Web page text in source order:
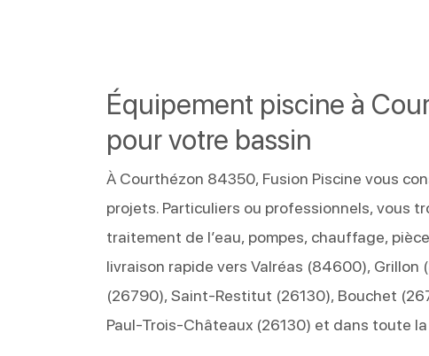
Équipement piscine à
pour votre bassin
À Courthézon 84350, Fusion Piscine vous
projets. Particuliers ou professionnels, vous
traitement de l’eau, pompes, chauffage,
livraison rapide vers Valréas (84600),
(26790), Saint-Restitut (26130), Bouchet
Paul-Trois-Châteaux (26130) et dans toute